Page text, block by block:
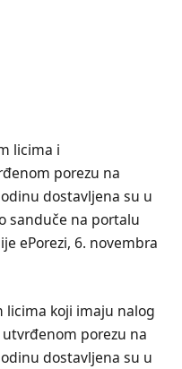
licima i
porezu na
dostavljena su u
sanduče na portalu
ePorezi, 6. novembra
licima koji imaju nalog
porezu na
dostavljena su u